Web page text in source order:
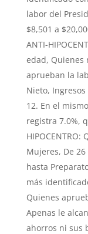
labor del
$8,501 a
ANTI-
edad, Quienes
aprueban la
Nieto,
En el
registra 7.0%,
Mujeres, De
hasta
más
Quienes
Apenas le
ahorros ni sus